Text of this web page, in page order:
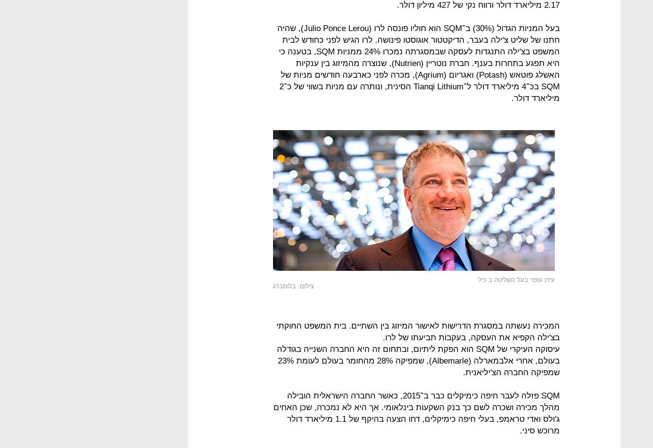
2.17 מיליארד דולר ורווח נקי של 427 מיליון דולר.
בעל המניות הגדול (30%) ב־SQM הוא חוליו פונסה לרו (Julio Ponce Lerou), שהיה
חתנו של שליט צ'ילה בעבר, הדיקטטור אוגוסטו פינושה. לרו הגיש לפני כחודש לבית
המשפט בצ'ילה התנגדות לעסקה שבמסגרתה נמכרו 24% ממניות SQM, בטענה כי
היא תפגע בתחרות בענף. חברת נוטריין (Nutrien), שנוצרה מהמיזוג בין ענקיות
האשלג פוטאש (Potash) ואגריום (Agrium), מכרה לפני כארבעה חודשים מניות של
SQM בכ־4 מיליארד דולר ל־Tianqi Lithium הסינית, ונותרה עם מניות בשווי של כ־2
מיליארד דולר.
עידן עופר בעל השליטה ב כיל
צילום: בלומברג
המכירה נעשתה במסגרת הדרישות לאישור המיזוג בין השתיים. בית המשפט החוקתי
בצ'ילה הקפיא את העסקה, בעקבות תביעתו של לרו.
עיסוקה העיקרי של SQM הוא הפקת ליתיום, ובתחום זה היא החברה השנייה בגודלה
בעולם, אחרי אלבמארלה (Albemarle), שמפיקה 28% מהחומר בעולם לעומת 23%
שמפיקה החברה הצ'יליאנית.
SQM פזלה לעבר חיפה כימיקלים כבר ב־2015, כאשר החברה הישראלית הובילה
מהלך מכירה ושכרה לשם כך בנק השקעות בינלאומי. אך היא לא נמכרה, שכן האחים
ג'ולס ואדי טראמפ, בעלי חיפה כימיקלים, דחו הצעה בהיקף של 1.1 מיליארד דולר
מרוכש סיני.